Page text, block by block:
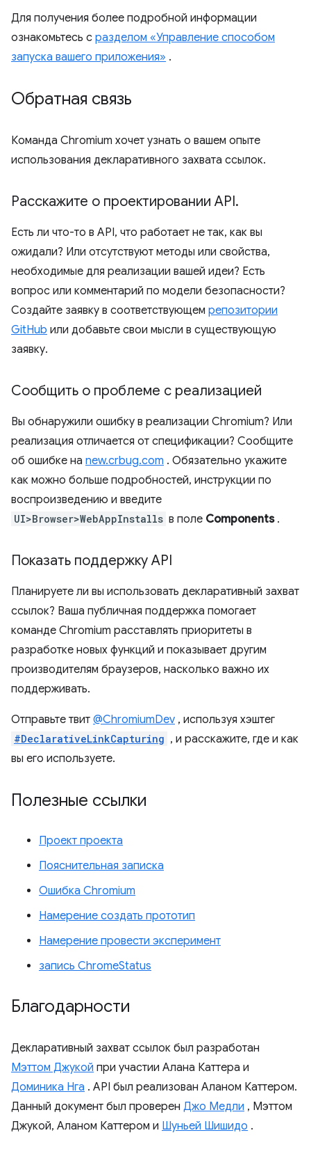
Для получения более подробной информации
ознакомьтесь с разделом «Управление способом
запуска вашего приложения» .
Обратная связь
Команда Chromium хочет узнать о вашем опыте
использования декларативного захвата ссылок.
Расскажите о проектировании API.
Есть ли что-то в API, что работает не так, как вы
ожидали? Или отсутствуют методы или свойства,
необходимые для реализации вашей идеи? Есть
вопрос или комментарий по модели безопасности?
Создайте заявку в соответствующем репозитории
GitHub или добавьте свои мысли в существующую
заявку.
Сообщить о проблеме с реализацией
Вы обнаружили ошибку в реализации Chromium? Или
реализация отличается от спецификации? Сообщите
об ошибке на new.crbug.com . Обязательно укажите
как можно больше подробностей, инструкции по
воспроизведению и введите
UI>Browser>WebAppInstalls в поле Components.
Показать поддержку API
Планируете ли вы использовать декларативный захват
ссылок? Ваша публичная поддержка помогает
команде Chromium расставлять приоритеты в
разработке новых функций и показывает другим
производителям браузеров, насколько важно их
поддерживать.
Отправьте твит @ChromiumDev , используя хэштег
#DeclarativeLinkCapturing , и расскажите, где и как
вы его используете.
Полезные ссылки
Проект проекта
Пояснительная записка
Ошибка Chromium
Намерение создать прототип
Намерение провести эксперимент
запись ChromeStatus
Благодарности
Декларативный захват ссылок был разработан
Мэттом Джукой при участии Алана Каттера и
Доминика Нга . API был реализован Аланом Каттером.
Данный документ был проверен Джо Медли , Мэттом
Джукой, Аланом Каттером и Шуньей Шишидо .